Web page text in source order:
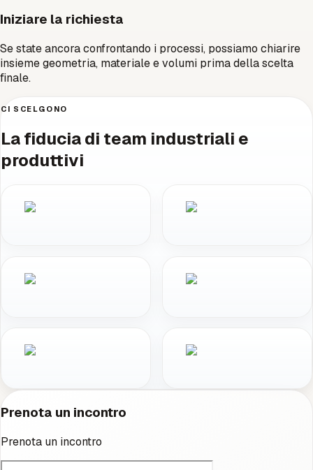
Iniziare la richiesta
Se state ancora confrontando i processi, possiamo chiarire
insieme geometria, materiale e volumi prima della scelta
finale.
CI SCELGONO
La fiducia di team industriali e
produttivi
Prenota un incontro
Prenota un incontro